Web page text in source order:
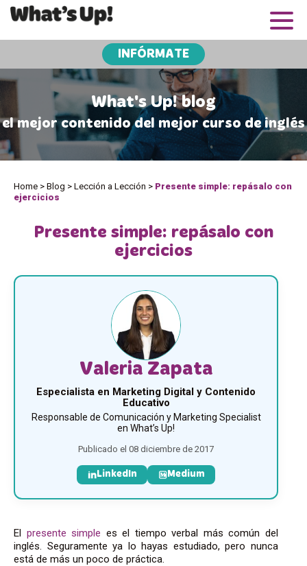
INFÓRMATE
What's Up! blog
el mejor contenido del mejor curso de inglés
Home > Blog > Lección a Lección > Presente simple: repásalo con
ejercicios
Presente simple: repásalo con
ejercicios
Valeria Zapata
Especialista en Marketing Digital y Contenido
Educativo
Responsable de Comunicación y Marketing Specialist
en What’s Up!
Publicado el 08 diciembre de 2017
LinkedIn Medium
El presente simple es el tiempo verbal más común del
inglés. Seguramente ya lo hayas estudiado, pero nunca
está de más un poco de práctica.